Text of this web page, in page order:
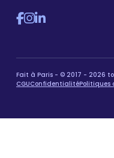
Fait à Paris - © 2017 - 2026
CGUConfidentialitéPolitiques